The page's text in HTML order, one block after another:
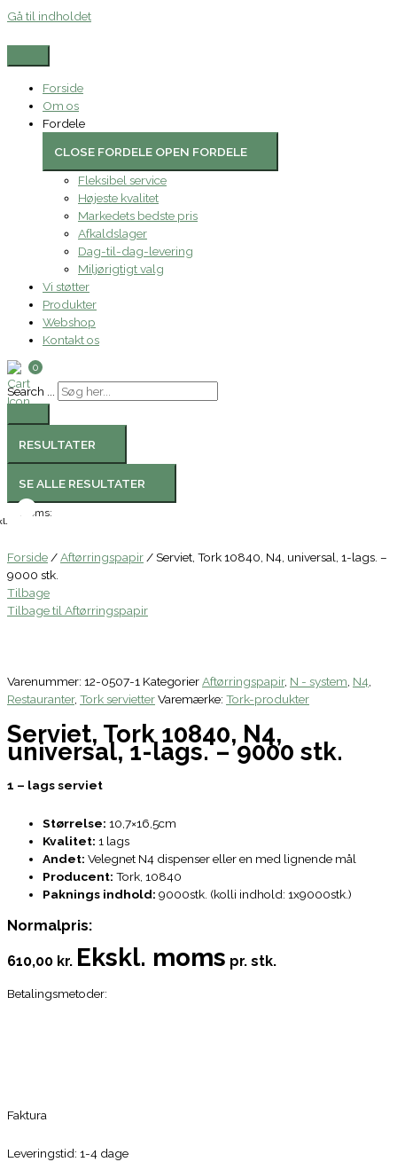
Gå til indholdet
Forside
Om os
Fordele
CLOSE FORDELE OPEN FORDELE
Fleksibel service
Højeste kvalitet
Markedets bedste pris
Afkaldslager
Dag-til-dag-levering
Miljørigtigt valg
Vi støtter
Produkter
Webshop
Kontakt os
0
Search ...
RESULTATER
SE ALLE RESULTATER
Moms:
Forside/Aftørringspapir/ Serviet, Tork 10840, N4, universal, 1-lags. –
9000 stk.
Tilbage
Tilbage til Aftørringspapir
Varenummer: 12-0507-1 KategorierAftørringspapir, N - system, N4,
Restauranter, Tork servietterVaremærke: Tork-produkter
Serviet, Tork 10840, N4,
universal, 1-lags. – 9000 stk.
1 – lags serviet
Størrelse: 10,7×16,5cm
Kvalitet: 1 lags
Andet: Velegnet N4 dispenser eller en med lignende mål
Producent: Tork, 10840
Paknings indhold: 9000stk. (kolli indhold: 1x9000stk.)
Normalpris:
610,00 kr. Ekskl. moms pr. stk.
Betalingsmetoder:
Faktura
Leveringstid: 1-4 dage